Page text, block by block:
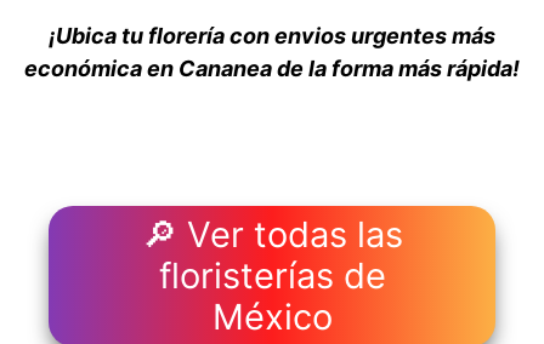
¡Ubica tu florería con envios urgentes más
económica en Cananea de la forma más rápida!
🔎 Ver todas las
floristerías de
México